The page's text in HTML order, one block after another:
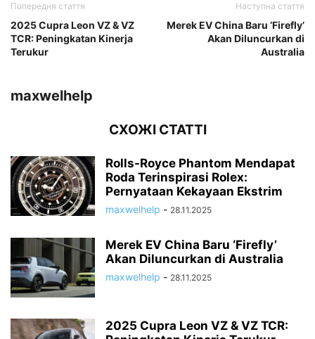
Попередня стаття
2025 Cupra Leon VZ & VZ
TCR: Peningkatan Kinerja
Terukur
Наступна стаття
Merek EV China Baru ‘Firefly’
Akan Diluncurkan di
Australia
maxwelhelp
СХОЖІ СТАТТІ
Rolls-Royce Phantom Mendapat
Roda Terinspirasi Rolex:
Pernyataan Kekayaan Ekstrim
maxwelhelp - 28.11.2025
Merek EV China Baru ‘Firefly’
Akan Diluncurkan di Australia
maxwelhelp - 28.11.2025
2025 Cupra Leon VZ & VZ TCR: